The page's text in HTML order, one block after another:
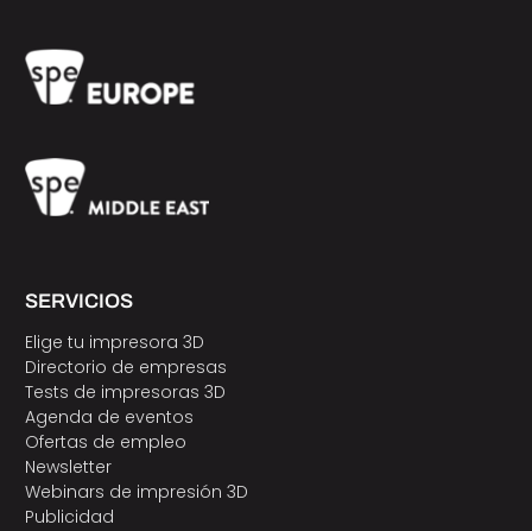
SERVICIOS
Elige tu impresora 3D
Directorio de empresas
Tests de impresoras 3D
Agenda de eventos
Ofertas de empleo
Newsletter
Webinars de impresión 3D
Publicidad